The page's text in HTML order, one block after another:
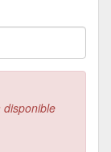
disponible